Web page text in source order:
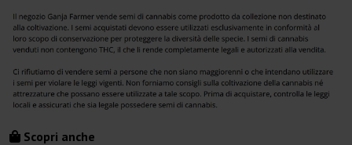
Scopri anche